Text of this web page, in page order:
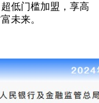
低门槛加盟，享高
未来。